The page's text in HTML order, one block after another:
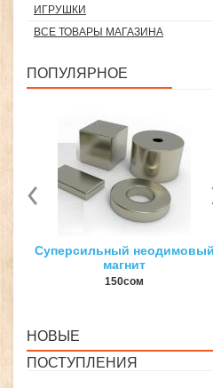
ИГРУШКИ
ВСЕ ТОВАРЫ МАГАЗИНА
ПОПУЛЯРНОЕ
3D ручка для объемного
рисования
1350сом 1190сом
НОВЫЕ
ПОСТУПЛЕНИЯ